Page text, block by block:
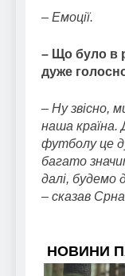
– Емоції.
– Що було в
дуже
– Ну звісно,
наша країна.
футболу це
багато
далі, будемо
– сказав